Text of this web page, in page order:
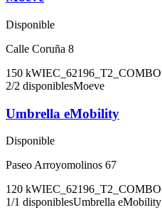
Disponible
Calle Coruña 8
150 kWIEC_62196_T2_COMBO
2/2 disponiblesMoeve
Umbrella eMobility
Disponible
Paseo Arroyomolinos 67
120 kWIEC_62196_T2_COMBO
1/1 disponiblesUmbrella eMobility